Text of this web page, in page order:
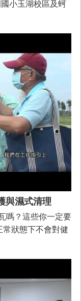
小玉湖校區及蚵
、勞工局、工務
用7天時間，分別
設置安全溫馨的
與濕式清理
嗎？這些你一定要
狀態下不會對健
破損石綿後再清
洗身體並更換乾淨